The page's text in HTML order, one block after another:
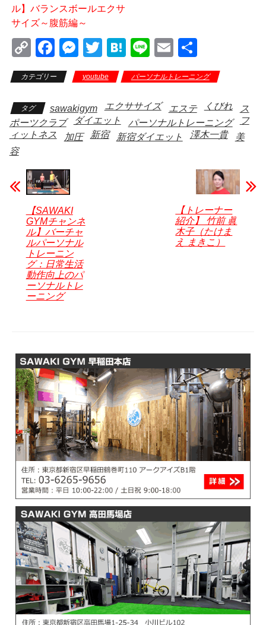
ル】バランスボールエクサ
サイズ～腹筋編～
C
o
p
y
Li
n
F
a
c
e
b
o
k
M
e
ss
e
n
g
T
wi
tt
er
H
at
e
n
a
Li
n
e
E
m
ail
有
カテゴリー youtube パーソナルトレーニング
タグ sawakigym エクササイズ エステ くびれ
ス
ポーツクラブ
ダイエット パーソナルトレーニング
フ
ィットネス
加圧 新宿 新宿ダイエット 澤木一貴
美
容
【SAWAKI
GYMチャンネ
ル】バーチャ
ルパーソナル
トレーニン
グ：日常生活
動作向上のパ
ーソナルトレ
ーニング
【トレーナー
紹介】 竹前 眞
木子（たけま
え まきこ）